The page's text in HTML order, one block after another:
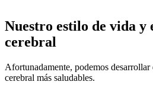
Nuestro estilo de vida y
cerebral
Afortunadamente, podemos
cerebral más saludables.